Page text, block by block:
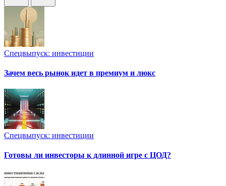
Спецвыпуск: инвестиции
Зачем весь рынок идет в премиум и люкс
Спецвыпуск: инвестиции
Готовы ли инвесторы к длинной игре с ЦОД?